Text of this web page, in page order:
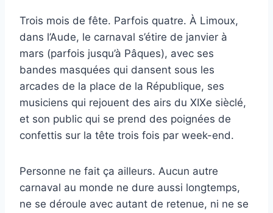
Trois mois de fête. Parfois quatre. À Limoux,
dans l’Aude, le carnaval s’étire de janvier à
mars (parfois jusqu’à Pâques), avec ses
bandes masquées qui dansent sous les
arcades de la place de la République, ses
musiciens qui rejouent des airs du XIXe sièclé,
et son public qui se prend des poignées de
confettis sur la tête trois fois par week-end.
Personne ne fait ça ailleurs. Aucun autre
carnaval au monde ne dure aussi longtemps,
ne se déroule avec autant de retenue, ni ne se